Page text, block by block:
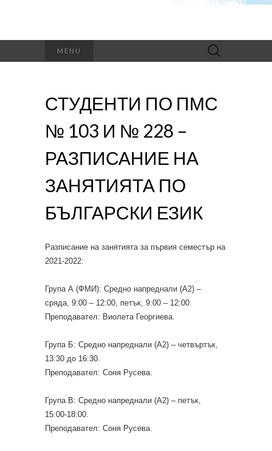
MENU
Търсене
за:
СТУДЕНТИ ПО ПМС
№ 103 И № 228 –
РАЗПИСАНИЕ НА
ЗАНЯТИЯТА ПО
БЪЛГАРСКИ ЕЗИК
Разписание на занятията за първия семестър на
2021-2022:
Група А (ФМИ): Средно напреднали (А2) –
сряда, 9:00 – 12:00, петък, 9:00 – 12:00.
Преподавател: Виолета Георгиева.
Група Б: Средно напреднали (А2) – четвъртък,
13:30 до 16:30.
Преподавател: Соня Русева.
Група В: Средно напреднали (А2) – петък,
15:00-18:00.
Преподавател: Соня Русева.